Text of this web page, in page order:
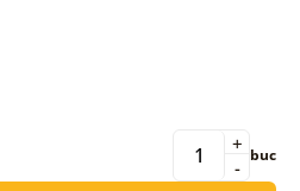
-
+ buc